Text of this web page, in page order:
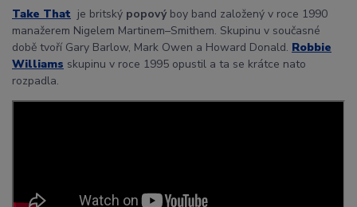
Take That je britský popový boy band založený v roce 1990
manažerem Nigelem Martinem–Smithem. Skupinu v současné
době tvoří Gary Barlow, Mark Owen a Howard Donald. Robbie
Williams skupinu v roce 1995 opustil a ta se krátce nato
rozpadla.